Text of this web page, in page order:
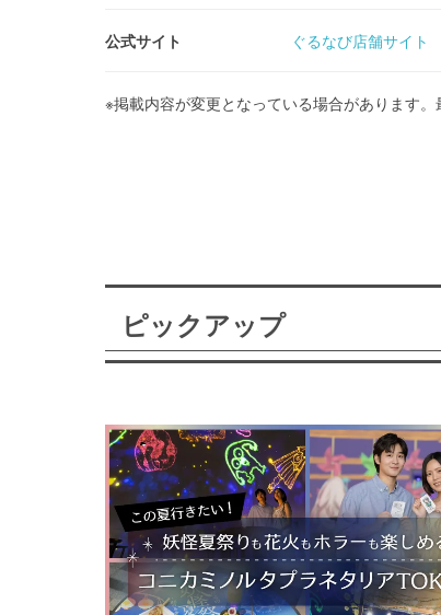
公式サイト ぐるなび店舗サイト
※掲載内容が変更となっている場合があります
ピックアップ